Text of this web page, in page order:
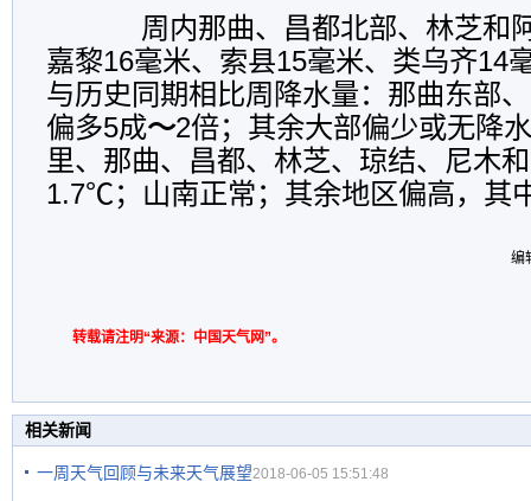
周内那曲、昌都北部、林芝和
嘉黎16毫米、索县15毫米、类乌齐14
与历史同期相比周降水量：那曲东部
偏多5成～2倍；其余大部偏少或无降
里、那曲、昌都、林芝、琼结、尼木
1.7℃；山南正常；其余地区偏高，其
编
转载请注明“来源：中国天气网”。
相关新闻
一周天气回顾与未来天气展望2018-06-05 15:51:48